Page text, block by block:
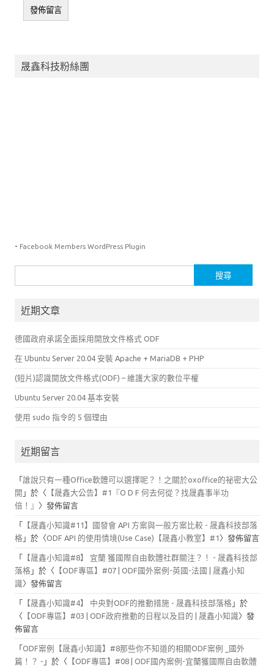
晟鑫科技粉絲團
- Facebook Members WordPress Plugin
尋
鍵近期文章
德國政府承諾全面採用開放文件格式 ODF
在 Ubuntu Server 20.04 安裝 Apache + MariaDB + PHP
(短片)認識開放文件格式(ODF) – 維護大家的數位平權
Ubuntu Server 20.04 基本安裝
使用 sudo 指令的 5 個理由
近期留言
「 誰說只有一種Office軟體可以選擇呢？！之關於oxoffice的祕密大公
開 」於〈 【晟鑫大公告】#1『O D F 何去何從？找晟鑫事半功
倍！』 〉發佈留言
「
【晟鑫小知識#11】國發會 API 方案與一般方案比較 - 晟鑫科技部落
格 」於〈ODF API 的使用情境(Use Case)【晟鑫小教室】#1 〉發佈留言
「
【晟鑫小知識#8】 宜蘭 獲國際自由軟體社群關注？！ - 晟鑫科技部
落格 」於〈 【ODF專區】#07 | ODF國外案例-英國-法國 | 晟鑫小知
識〉發佈留言
「 【晟鑫小知識#4】 中央對ODF的推動措施 - 晟鑫科技部落格 」於
〈 【ODF專區】#03 | ODF政府推動的日程以及目的 | 晟鑫小知識〉發
佈留言
「 ODF案例【晟鑫小知識】#8那些你不知道的相關ODF案例 _國外
篇！？ - 」於〈 【ODF專區】#08 | ODF國內案例-宜蘭獲國際自由軟體